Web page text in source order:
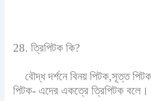
28. ত্রিপিটক কি?
বৌদ্ধ দর্শনে বিনয় পিটক,সূত্ত
পিটক- এদের একত্রে ত্রিপিটক বলে।